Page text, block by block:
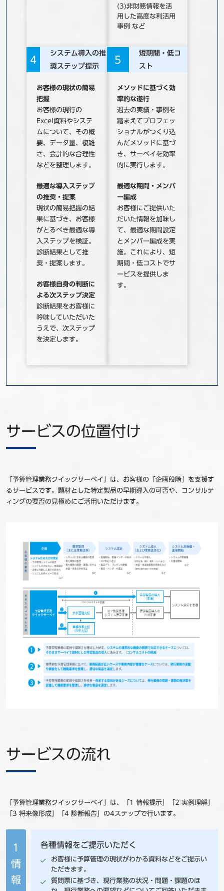
(3)非財務情報を活
用した高度な利活用
事例 など
4
システム導入の推
奨ステップ提示
お客様の現状の簡易
把握
お客様の現行の
Excel資料やシステ
ムについて、その概
要、データ量、複雑
さ、会計的な合理性
などを整理します。
最適な導入ステップ
の推奨・提案
現状の簡易把握の結
果に基づき、お客様
がとるべき最適な導
入ステップを検証。
診断結果として推
奨・提案します。
お客様自身の判断に
よる次ステップ決定
診断結果をお客様に
吟味していただいた
うえで、次ステップ
を決定します。
5
短期間・低コ
スト
メソッドに基づく効
率的な遂行
過去の実績・事例を
踏まえてプロフェッ
ショナルがつくり込
んだメソッドに基づ
き、サーベイを効率
的に実行します。
最適な期間・メンバ
ー編成
お客様にご提供いた
だいた情報を加味し
て、最適な期間設定
とメンバー編成を実
施。これにより、短
期間・低コストでサ
ービスを提供しま
す。
サービスの位置付け
「予算管理業務クイックサーベイ」は、お客様の「企画段階」を支援す
るサービスです。題材とした特定製品の早期導入の可否や、コンサルテ
ィングの要否の見極めにご活用いただけます。
サービスの流れ
「予算管理業務クイックサーベイ」は、「1 情報提示」「2 実例理解」
「3 将来像形成」「4 診断報告」の4ステップで行います。
1
情
報
各種情報をご提示いただく
お客様に予算管理の現状がわかる資料などをご提示い
ただきます。
質問票に基づき、現行業務の状況・問題・課題のほ